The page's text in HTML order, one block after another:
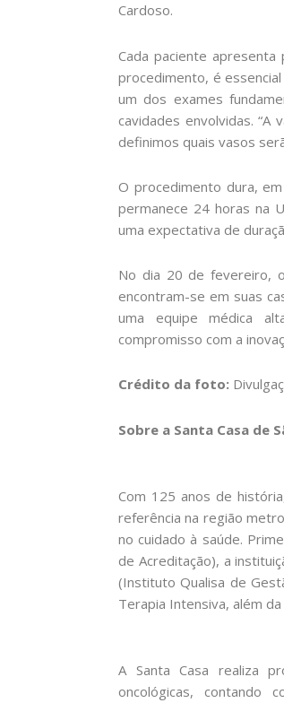
Cardoso.
Cada paciente
procedimento, é
um dos exames
cavidades envolvidas.
definimos quais vasos
O procedimento dura,
permanece 24 horas na
uma expectativa de
No dia 20 de fevereiro,
encontram-se em suas
uma equipe médica
compromisso com a
Crédito da foto:
Sobre a Santa Casa de
Com 125 anos de
referência na região
no cuidado à saúde.
de Acreditação), a
(Instituto Qualisa de
Terapia Intensiva, além
A Santa Casa realiza
oncológicas, contando